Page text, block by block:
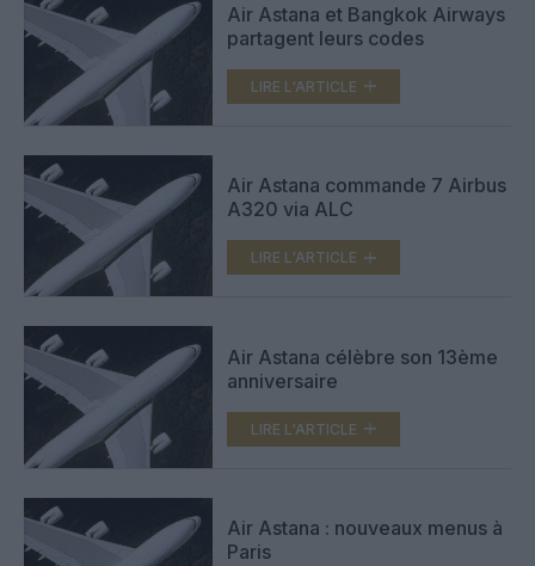
Air Astana et Bangkok Airways
partagent leurs codes
LIRE L'ARTICLE
Air Astana commande 7 Airbus
A320 via ALC
LIRE L'ARTICLE
Air Astana célèbre son 13ème
anniversaire
LIRE L'ARTICLE
Air Astana : nouveaux menus à
Paris